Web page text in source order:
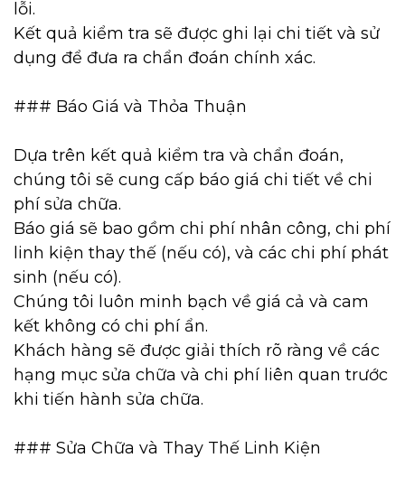
lỗi.
Kết quả kiểm tra sẽ được ghi lại chi tiết và sử
dụng để đưa ra chẩn đoán chính xác.
### Báo Giá và Thỏa Thuận
Dựa trên kết quả kiểm tra và chẩn đoán,
chúng tôi sẽ cung cấp báo giá chi tiết về chi
phí sửa chữa.
Báo giá sẽ bao gồm chi phí nhân công, chi phí
linh kiện thay thế (nếu có), và các chi phí phát
sinh (nếu có).
Chúng tôi luôn minh bạch về giá cả và cam
kết không có chi phí ẩn.
Khách hàng sẽ được giải thích rõ ràng về các
hạng mục sửa chữa và chi phí liên quan trước
khi tiến hành sửa chữa.
### Sửa Chữa và Thay Thế Linh Kiện